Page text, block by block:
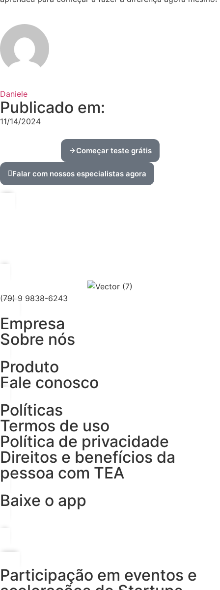
Daniele
Publicado em:
11/14/2024
Começar teste grátis
Falar com nossos especialistas agora
(79) 9 9838-6243
Empresa
Sobre nós
Produto
Fale conosco
Políticas
Termos de uso
Política de privacidade
Direitos e benefícios da
pessoa com TEA
Baixe o app
Participação em eventos e